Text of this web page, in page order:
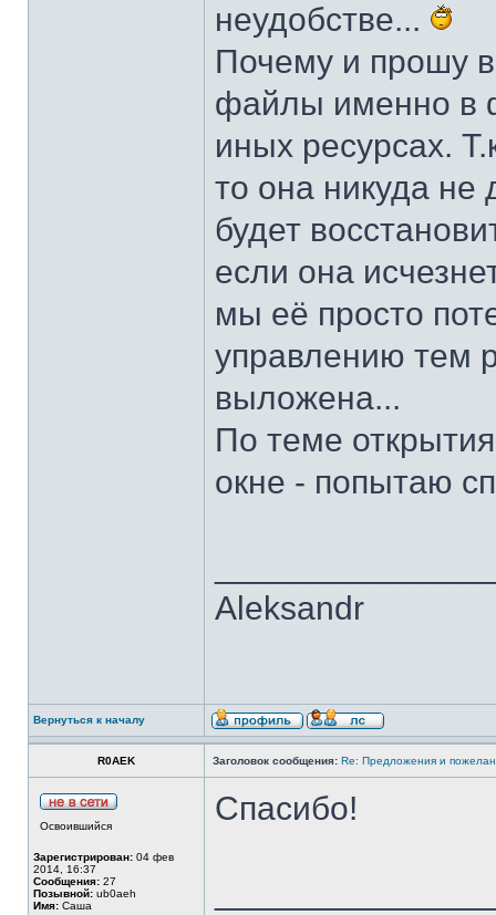
неудобстве...
Почему и прошу
файлы именно в
иных ресурсах.
то она никуда не
будет
если она
мы её просто
управлению тем
выложена...
По теме
окне - попытаю
Aleksandr
Вернуться к началу
R0AEK Заголовок сообщения: Re: Предложения и
Освоившийся
Зарегистрирован: 04 фев
2014, 16:37
Сообщения: 27
Позывной: ub0aeh
Имя: Саша
Спасибо!